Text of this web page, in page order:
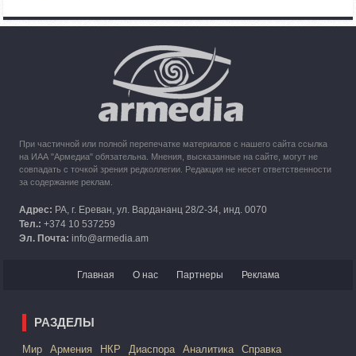
Кипр рассматривает возможность размещения беженцев
из Карабаха
При частичной или полной перепечатке материалов с нашего сайта ссылка
на ИАА "Армедиа" обязательна. Мнения, высказанные на сайте, могут не
совпадать с точкой зрения редколлегии. Редакция не несет ответственности
за содержание реклам.
Адрес: РА, г. Ереван, ул. Вардананц 28/2-34, инд. 0070
Тел.: +374 10 537259
Эл. Почта: info@armedia.am
Главная О нас Партнеры Реклама
РАЗДЕЛЫ
Mир Армения НКР Диаспора Аналитика Справка